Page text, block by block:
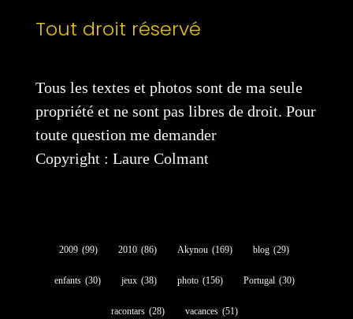
Tout droit réservé
Tous les textes et photos sont de ma seule
propriété et ne sont pas libres de droit. Pour
toute question me demander
Copyright : Laure Colmant
2009 (99) 2010 (86) Akynou (169) blog (29)
enfants (30) jeux (38) photo (156) Portugal (30)
racontars (28) vacances (51)